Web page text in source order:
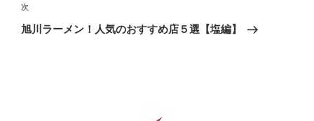
ビ
ゲ
稿
次
の
次
旭川ラーメン！人気のおすすめ店５選【塩編】